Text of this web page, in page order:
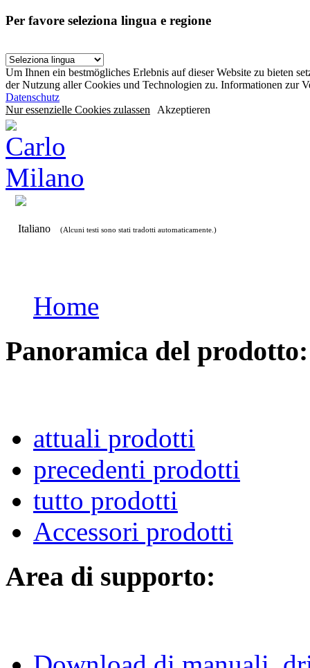
Per favore seleziona lingua e regione
Um Ihnen ein bestmögliches Erlebnis auf dieser Website zu bieten
der Nutzung aller Cookies und Technologien zu. Informationen zur
Datenschutz
Nur essenzielle Cookies zulassen Akzeptieren
Italiano (Alcuni testi sono stati tradotti automaticamente.)
Home
Panoramica del prodotto:
attuali prodotti
precedenti prodotti
tutto prodotti
Accessori prodotti
Area di supporto: